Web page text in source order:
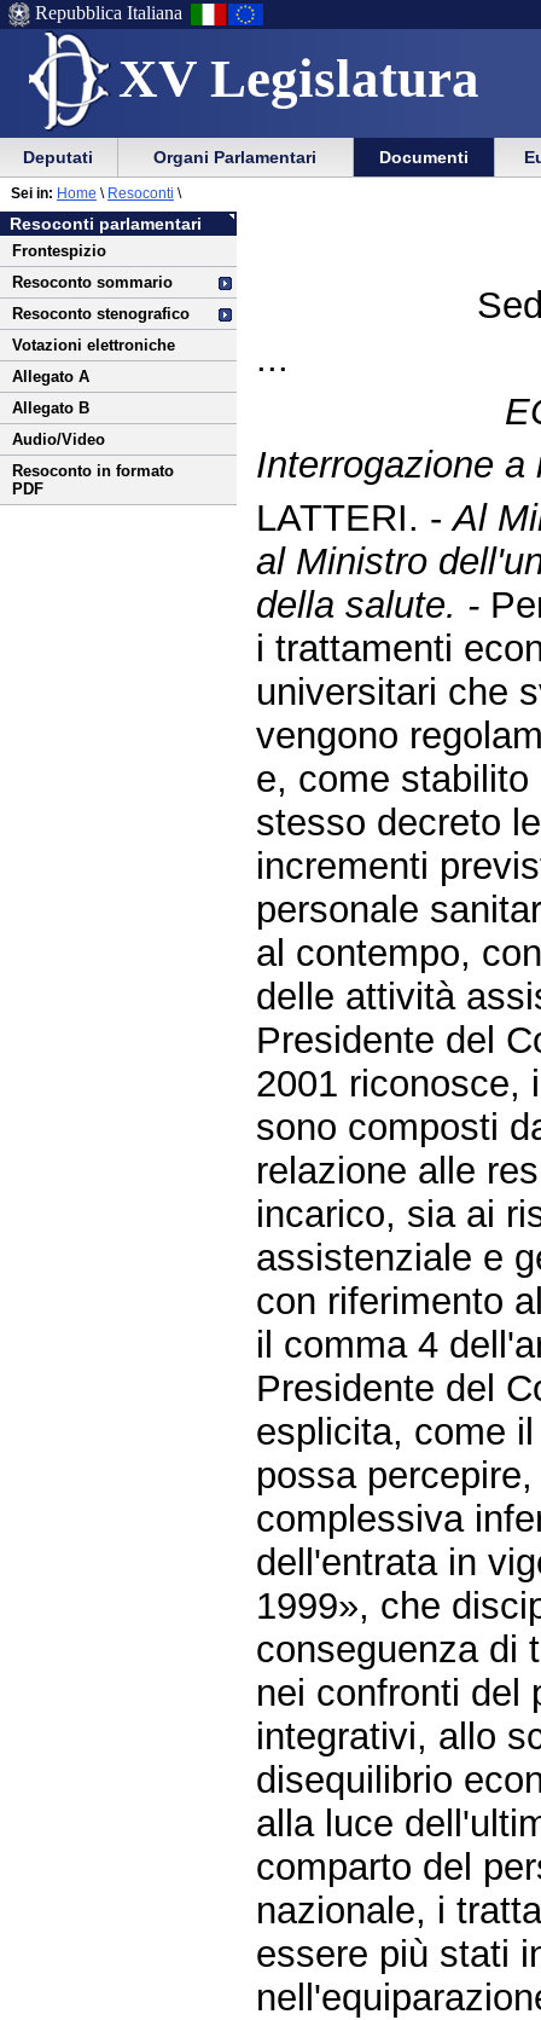
XV Legislatura
Menu
di
ausilio
alla
navigazione
Vai
Menu
di
navigazione
principale
Repubblica Italiana
Menu
di
navigazione
principale
Vai
menu
di
sezione
Deputati Organi Parlamentari Documenti
Vai
al
contenuto
Resoconti parlamentari
Frontespizio
Resoconto sommario
Resoconto stenografico
Votazioni elettroniche
Allegato A
Allegato B
Audio/Video
Resoconto in formato
PDF
Sei in: Home \ Resoconti \
...
Interrogazione
LATTERI. -Al
al Ministro
della salute. -
i trattamenti
universitari che
vengono
e, come
stesso decreto
incrementi
personale
al contempo,
delle attività
Presidente del
2001 riconosce,
sono composti
relazione alle
incarico, sia ai
assistenziale e
con riferimento
il comma 4
Presidente del
esplicita, come
possa
complessiva
dell'entrata in
1999», che
conseguenza di
nei confronti del
integrativi, allo
disequilibrio
alla luce
comparto del
nazionale, i
essere più stati